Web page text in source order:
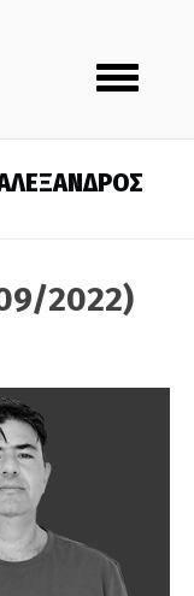
Toggle
navigation
2022)